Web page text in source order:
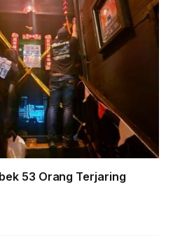
53 Orang Terjaring